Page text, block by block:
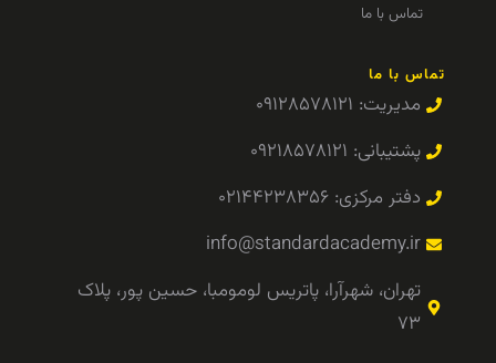
تماس با ما
تماس با ما
مدیریت: ۰۹۱۲۸۵۷۸۱۲۱
پشتیبانی: ۰۹۲۱۸۵۷۸۱۲۱
دفتر مرکزی: ۰۲۱۴۴۲۳۸۳۵۶
info@standardacademy.ir
تهران، شهرآرا، پاتریس لومومبا، حسین پور، پلاک
۷۳